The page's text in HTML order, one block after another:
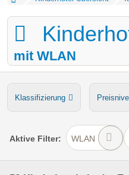
mit WLAN
Klassifizierung
Verpflegung
Aktive Filter: WLAN